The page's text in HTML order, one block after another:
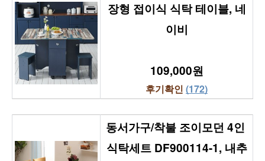
장형 접이식 식탁 테이블, 네
이비
109,000원
후기확인 (172)
동서가구/착불 조이모던 4인
식탁세트 DF900114-1, 내추